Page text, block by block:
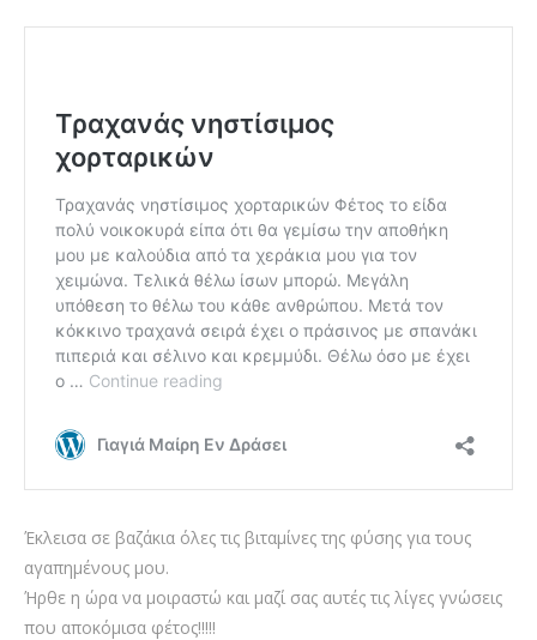
Έκλεισα σε βαζάκια όλες τις βιταμίνες της φύσης για τους
αγαπημένους μου.
Ήρθε η ώρα να μοιραστώ και μαζί σας αυτές τις λίγες γνώσεις
που αποκόμισα φέτος!!!!!